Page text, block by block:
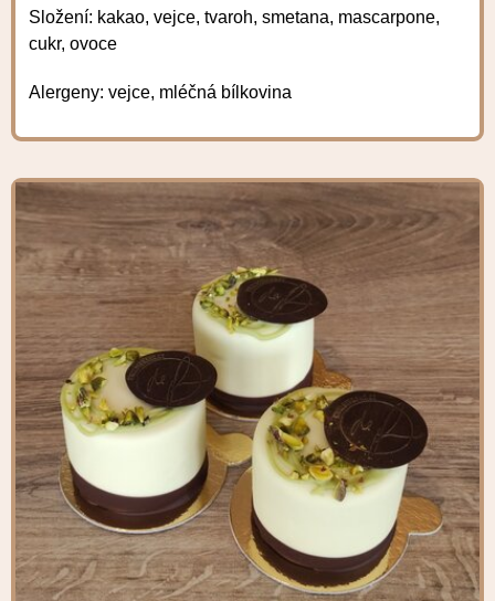
Složení: kakao, vejce, tvaroh, smetana, mascarpone,
cukr, ovoce
Alergeny: vejce, mléčná bílkovina